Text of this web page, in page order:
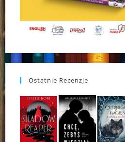
Ostatnie Recenzje